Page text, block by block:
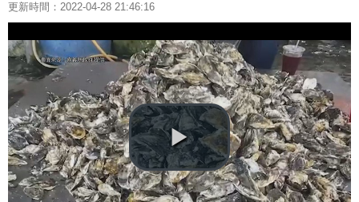
更新時間：2022-04-28 21:46:16